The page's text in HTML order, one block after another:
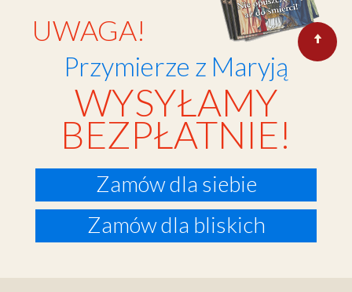
UWAGA!
Przymierze z Maryją
WYSYŁAMY
BEZPŁATNIE!
Zamów dla siebie
Zamów dla bliskich